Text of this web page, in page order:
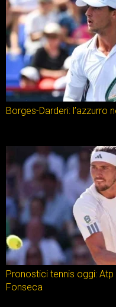
Borges-Darderi: l’azzurro
Pronostici tennis oggi:
Fonseca